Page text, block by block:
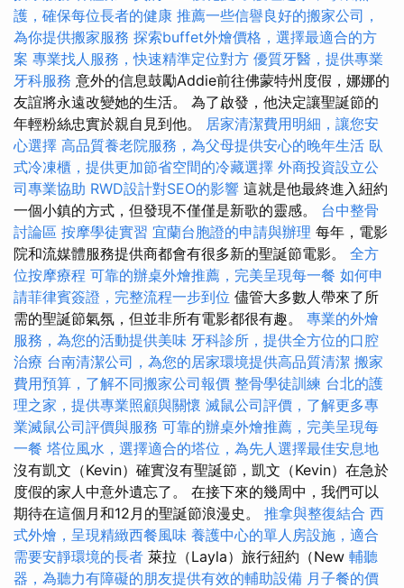
護，確保每位長者的健康 推薦一些信譽良好的搬家公司，
為你提供搬家服務 探索buffet外燴價格，選擇最適合的方
案 專業找人服務，快速精準定位對方 優質牙醫，提供專業
牙科服務 意外的信息鼓勵Addie前往佛蒙特州度假，娜娜的
友誼將永遠改變她的生活。 為了啟發，他決定讓聖誕節的
年輕粉絲忠實於親自見到他。 居家清潔費用明細，讓您安
心選擇 高品質養老院服務，為父母提供安心的晚年生活 臥
式冷凍櫃，提供更加節省空間的冷藏選擇 外商投資設立公
司專業協助 RWD設計對SEO的影響 這就是他最終進入紐約
一個小鎮的方式，但發現不僅僅是新歌的靈感。 台中整骨
討論區 按摩學徒實習 宜蘭台胞證的申請與辦理 每年，電影
院和流媒體服務提供商都會有很多新的聖誕節電影。 全方
位按摩療程 可靠的辦桌外燴推薦，完美呈現每一餐 如何申
請菲律賓簽證，完整流程一步到位 儘管大多數人帶來了所
需的聖誕節氣氛，但並非所有電影都很有趣。 專業的外燴
服務，為您的活動提供美味 牙科診所，提供全方位的口腔
治療 台南清潔公司，為您的居家環境提供高品質清潔 搬家
費用預算，了解不同搬家公司報價 整骨學徒訓練 台北的護
理之家，提供專業照顧與關懷 滅鼠公司評價，了解更多專
業滅鼠公司評價與服務 可靠的辦桌外燴推薦，完美呈現每
一餐 塔位風水，選擇適合的塔位，為先人選擇最佳安息地
沒有凱文（Kevin）確實沒有聖誕節，凱文（Kevin）在急於
度假的家人中意外遺忘了。 在接下來的幾周中，我們可以
期待在這個月和12月的聖誕節浪漫史。 推拿與整復結合 西
式外燴，呈現精緻西餐風味 養護中心的單人房設施，適合
需要安靜環境的長者 萊拉（Layla）旅行紐約（New 輔聽
器，為聽力有障礙的朋友提供有效的輔助設備 月子餐的價